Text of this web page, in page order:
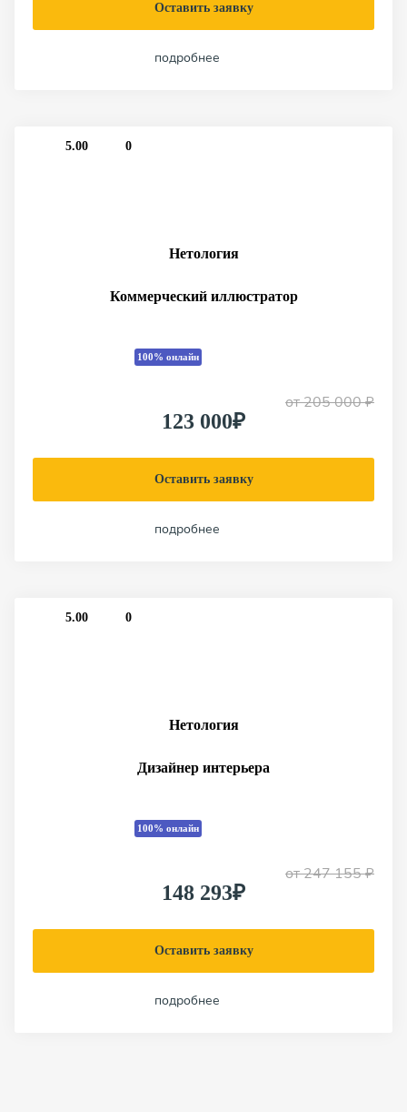
Оставить заявку
подробнее
5.00 0
Нетология
Коммерческий иллюстратор
100% онлайн
от205 000 ₽
123 000₽
Оставить заявку
подробнее
5.00 0
Нетология
Дизайнер интерьера
100% онлайн
от247 155 ₽
148 293₽
Оставить заявку
подробнее